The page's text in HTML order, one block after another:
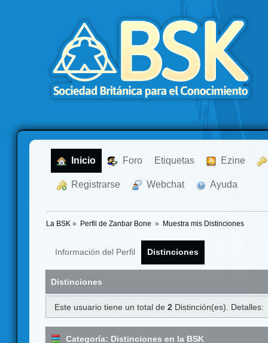
Inicio Foro Etiquetas Ezine
Registrarse Webchat Ayuda
La BSK » Perfil de Zanbar Bone » Muestra mis Distinciones
Información del Perfil Distinciones
Distinciones
Este usuario tiene un total de2 Distinción(es). Detalles:
Categoría: Distinciones en la BSK